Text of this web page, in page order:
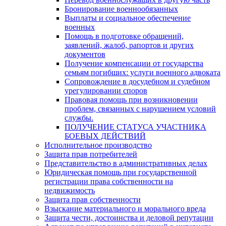
Бронирование военнообязанных
Выплаты и социальное обеспечение
военных
Помощь в подготовке обращений,
заявлений, жалоб, рапортов и других
документов
Получение компенсации от государства
семьям погибших: услуги военного адвоката
Сопровождение в досудебном и судебном
урегулировании споров
Правовая помощь при возникновении
проблем, связанных с нарушением условий
службы.
ПОЛУЧЕНИЕ СТАТУСА УЧАСТНИКА
БОЕВЫХ ДЕЙСТВИЙ
Исполнительное производство
Защита прав потребителей
Представительство в административных делах
Юридическая помощь при государственной
регистрации права собственности на
недвижимость
Защита прав собственности
Взыскание материального и морального вреда
Защита чести, достоинства и деловой репутации